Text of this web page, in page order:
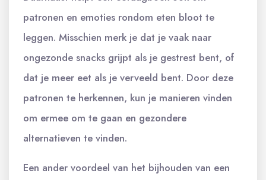
patronen en emoties rondom eten bloot te
leggen. Misschien merk je dat je vaak naar
ongezonde snacks grijpt als je gestrest bent, of
dat je meer eet als je verveeld bent. Door deze
patronen te herkennen, kun je manieren vinden
om ermee om te gaan en gezondere
alternatieven te vinden.
Een ander voordeel van het bijhouden van een